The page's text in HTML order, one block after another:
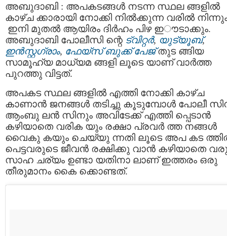
അബുദാബി : അപകടങ്ങൾ നടന്ന സ്ഥല ങ്ങളിൽ
കാഴ്ച ക്കാരായി നോക്കി നില്‍ക്കുന്ന വരില്‍
ഇനി മുതല്‍ ആയിരം ദിർഹം പിഴ ഇൗടാക്കും.
അബുദാബി പോലീസി ന്റെ ട്വിറ്റര്‍, യുട്യൂബ്,
ഇന്‍സ്റ്റഗ്രാം, ഫേയ്സ് ബുക്ക് പേജ്തുട ങ്ങിയ
സാമൂഹ്യ മാധ്യമ ങ്ങളി ലൂടെ യാണ് വാര്‍ത്ത
പുറത്തു വിട്ടത്.
അപകട സ്ഥല ങ്ങളില്‍ എത്തി നോക്കി കാഴ്ച
കാണാന്‍ ജനങ്ങൾ തടിച്ചു കൂടുമ്പോള്‍ പോലീ
ആംബു ലന്‍ സിനും അവിടേക്ക് എത്തി പ്പെടാന്‍
കഴിയാതെ വരിക യും രക്ഷാ പ്രവര്‍ ത്ത നങ്ങള്‍
വൈകു കയും ചെയ്യു ന്നതി ലൂടെ അപ കട
പെട്ടവരുടെ ജീവന്‍ രക്ഷിക്കു വാന്‍ കഴിയാതെ
സാഹ ചര്യം ഉണ്ടാ യതിനാ ലാണ് ഇത്തരം ഒരു
തീരുമാനം കൈ ക്കൊണ്ടത്.